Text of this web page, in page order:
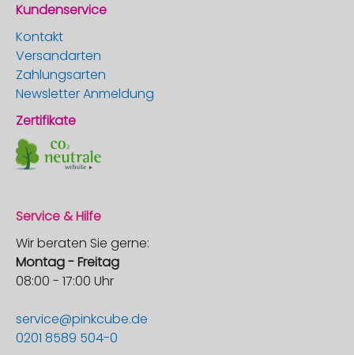
Kundenservice
Kontakt
Versandarten
Zahlungsarten
Newsletter Anmeldung
Zertifikate
Service & Hilfe
Wir beraten Sie gerne:
Montag - Freitag
08:00 - 17:00 Uhr
service@pinkcube.de
0201 8589 504-0